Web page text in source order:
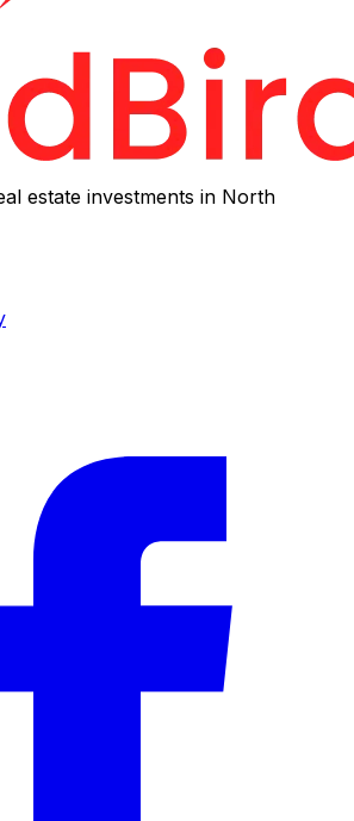
estate investments in North